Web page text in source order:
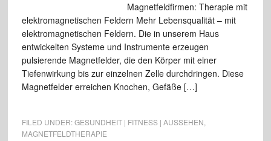
Magnetfeldfirmen: Therapie mit
elektromagnetischen Feldern Mehr Lebensqualität – mit
elektromagnetischen Feldern. Die in unserem Haus
entwickelten Systeme und Instrumente erzeugen
pulsierende Magnetfelder, die den Körper mit einer
Tiefenwirkung bis zur einzelnen Zelle durchdringen. Diese
Magnetfelder erreichen Knochen, Gefäße […]
FILED UNDER:GESUNDHEIT | FITNESS | AUSSEHEN
MAGNETFELDTHERAPIE